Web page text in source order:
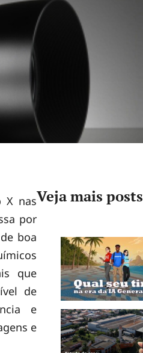
X nas
por
boa
que
de
e
e
Veja mais posts